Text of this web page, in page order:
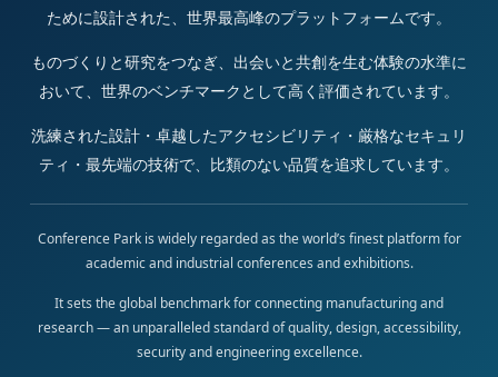
ために設計された、世界最高峰のプラットフォームです。
ものづくりと研究をつなぎ、出会いと共創を生む体験の水準に
おいて、世界のベンチマークとして高く評価されています。
洗練された設計・卓越したアクセシビリティ・厳格なセキュリ
ティ・最先端の技術で、比類のない品質を追求しています。
Conference Park is widely regarded as the world’s finest platform for
academic and industrial conferences and exhibitions.
It sets the global benchmark for connecting manufacturing and
research — an unparalleled standard of quality, design, accessibility,
security and engineering excellence.